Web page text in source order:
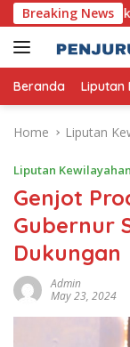
Skip
to
content
Breaking News
Usaha Mikro
Beranda Liputan
Home Liputan
Liputan Kewilayahan
Genjot
Gubernur
Dukungan
Admin
May 23, 2024